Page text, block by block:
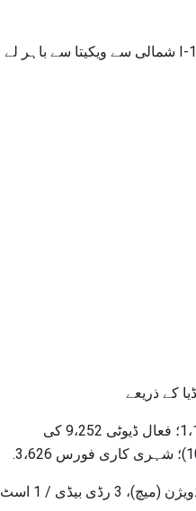
جب تک آپ باہر نکلنے تک پہنچنے تک پہنچنے تک پہنچنے تک آپ I-70 مشرق تک پہنچنے تک تک I-135 شمالی سے ویکیتا سے باہر لے
کے ذریعے
فورٹ ریلی 10،000 سے زیادہ فوجیوں کا گھر ہے. آبادی کا تعین 42،264؛ فعال ڈیوٹی آفیسر 1،117؛ فعال ڈیوٹی 9،252 کی
فورٹ ریلی میں اہم کمانڈر یہ ہیں: 24TH اناتری ڈویژن، 1ST بیڈی / 1 اسٹ انسپریری ڈویژن (میچ)، 3 رڈی بیڈی / 1 اسٹ